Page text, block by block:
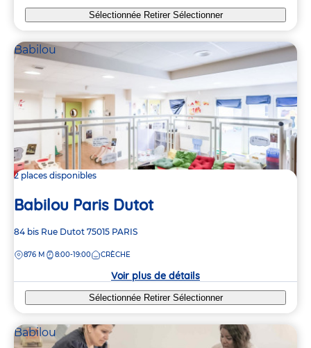
Sélectionnée Retirer Sélectionner
Babilou
2 places disponibles
Babilou Paris Dutot
Adresse
la
84 bis Rue Dutot 75015 PARIS
DISTANCE
876 M 8:00-19:00 CRÈCHE
Voir plus de détails
Sélectionnée Retirer Sélectionner
Babilou